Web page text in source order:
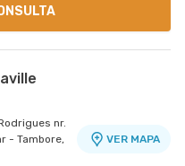
nr.
- Tambore,
VER MAPA